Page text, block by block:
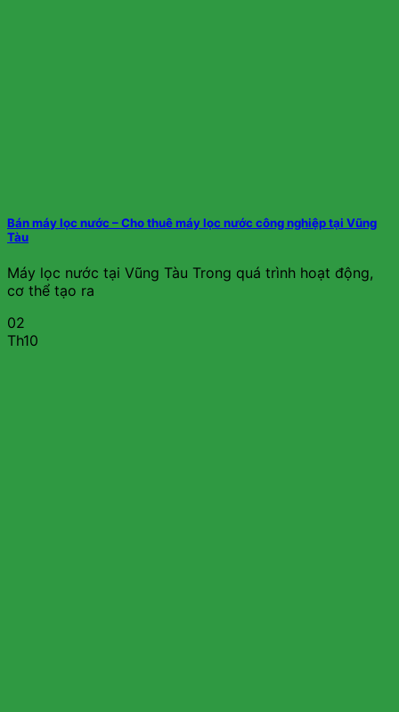
Bán máy lọc nước – Cho thuê máy lọc nước công nghiệp tại Vũng
Tàu
Máy lọc nước tại Vũng Tàu Trong quá trình hoạt động,
cơ thể tạo ra
02
Th10